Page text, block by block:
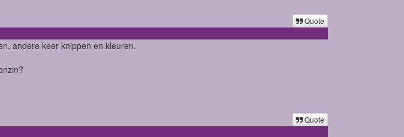
Quote
andere keer knippen en kleuren.
Quote